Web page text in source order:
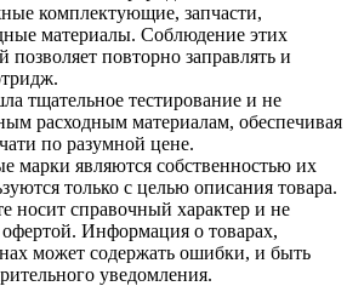
комплектующие, запчасти,
материалы. Соблюдение этих
позволяет повторно заправлять и
тщательное тестирование и не
расходным материалам, обеспечивая
по разумной цене.
марки являются собственностью их
только с целью описания товара.
носит справочный характер и не
Информация о товарах,
может содержать ошибки, и быть
уведомления.